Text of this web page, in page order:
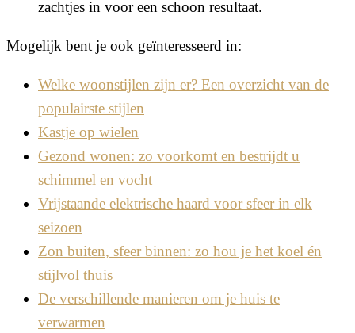
zachtjes in voor een schoon resultaat.
Mogelijk bent je ook geïnteresseerd in:
Welke woonstijlen zijn er? Een overzicht van de
populairste stijlen
Kastje op wielen
Gezond wonen: zo voorkomt en bestrijdt u
schimmel en vocht
Vrijstaande elektrische haard voor sfeer in elk
seizoen
Zon buiten, sfeer binnen: zo hou je het koel én
stijlvol thuis
De verschillende manieren om je huis te
verwarmen